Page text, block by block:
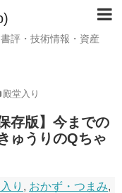
評・技術情報・資産
殿堂入り
存版】今までの
ゅうりのQちゃ
り , おかず・つまみ,